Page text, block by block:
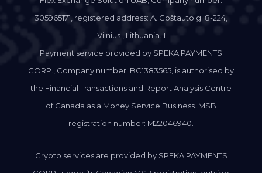
305965171, registered address: A. Goštauto g. 8-224,
Vilnius , Lithuania. 1
Payment service provided by SPEKA PAYMENTS
CORP., Company number: BC1383565, is authorised by
the Financial Transactions and Report Analysis Centre
of Canada as a Money Service Business. MSB
registration number: M22046940.
Crypto services are provided by SPEKA PAYMENTS